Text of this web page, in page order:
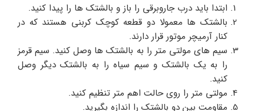
ابتدا باید درب جاروبرقی را باز و بالشتک ها را پیدا کنید.
بالشتک ها معمولا دو قطعه کوچک کربنی هستند که در
کنار آرمیچر موتور قرار دارند.
سیم های مولتی متر را به بالشتک ها وصل کنید. سیم قرمز
را به یک بالشتک و سیم سیاه را به بالشتک دیگر وصل
کنید.
مولتی متر را روی حالت اهم متر تنظیم کنید.
مقاومت بین دو بالشتک را اندازه بگیرید.